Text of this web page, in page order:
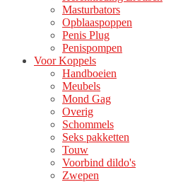
Masturbators
Opblaaspoppen
Penis Plug
Penispompen
Voor Koppels
Handboeien
Meubels
Mond Gag
Overig
Schommels
Seks pakketten
Touw
Voorbind dildo's
Zwepen